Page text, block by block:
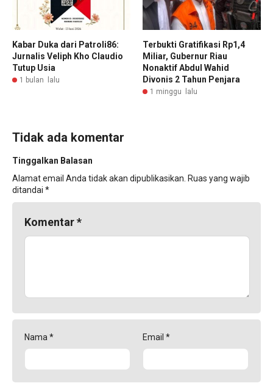
Kabar Duka dari Patroli86:
Jurnalis Veliph Kho Claudio
Tutup Usia
1 bulan lalu
Terbukti Gratifikasi Rp1,4
Miliar, Gubernur Riau
Nonaktif Abdul Wahid
Divonis 2 Tahun Penjara
1 minggu lalu
Tidak ada komentar
Tinggalkan Balasan
Alamat email Anda tidak akan dipublikasikan. Ruas yang wajib
ditandai *
Komentar*
Nama* Email *